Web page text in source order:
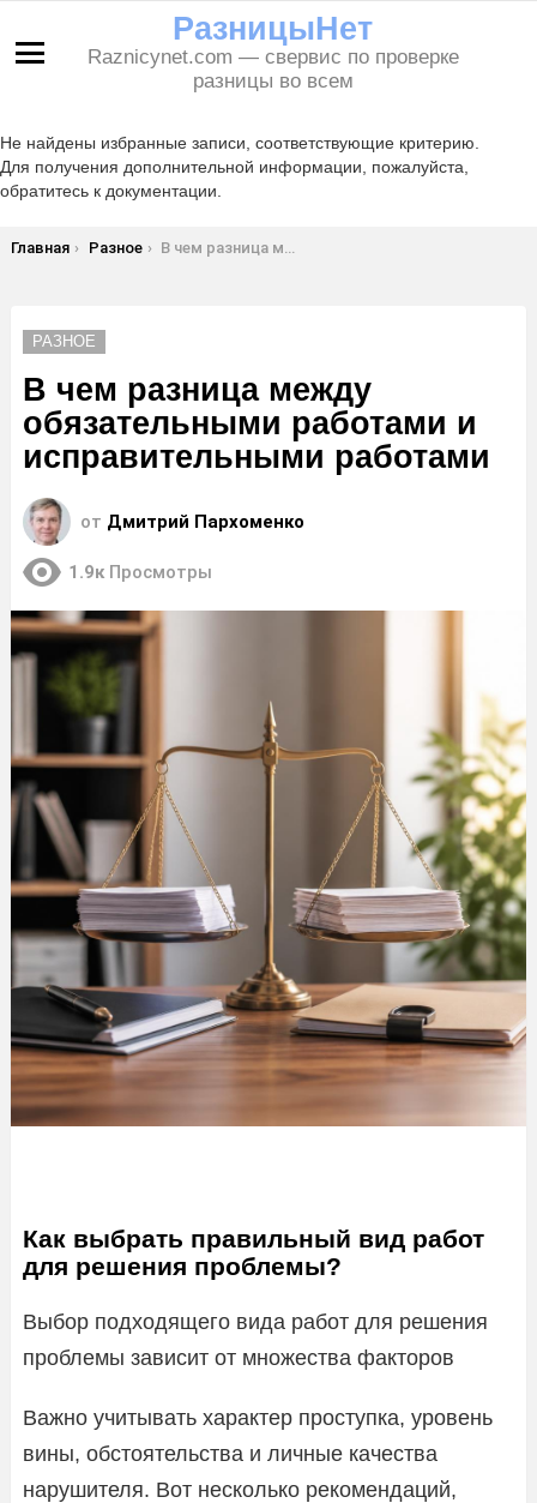
РазницыНет
Raznicynet.com — свервис по проверке
разницы во всем
Не найдены избранные записи, соответствующие критерию.
Для получения дополнительной информации, пожалуйста,
обратитесь к документации.
Вы здесь:
Главная Разное В чем разница между обязательными работами и исправительными работами
РАЗНОЕ
В чем разница между
обязательными работами и
исправительными работами
от Дмитрий Пархоменко
1.9к Просмотры
Как выбрать правильный вид работ
для решения проблемы?
Выбор подходящего вида работ для решения
проблемы зависит от множества факторов
Важно учитывать характер проступка, уровень
вины, обстоятельства и личные качества
нарушителя. Вот несколько рекомендаций,